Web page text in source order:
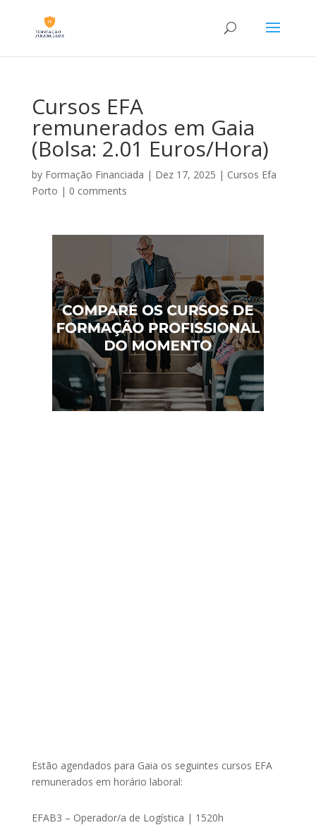
Cursos EFA
remunerados em Gaia
(Bolsa: 2.01 Euros/Hora)
by Formação Financiada | Dez 17, 2025 | Cursos Efa
Porto | 0 comments
Estão agendados para Gaia os seguintes cursos EFA
remunerados em horário laboral:
EFAB3 – Operador/a de Logística | 1520h